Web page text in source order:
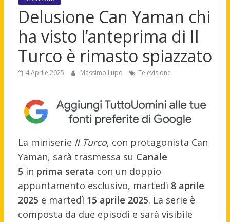
Delusione Can Yaman chi
ha visto l’anteprima di Il
Turco è rimasto spiazzato
4 Aprile 2025 Massimo Lupo Televisione
La miniserie Il Turco, con protagonista Can
Yaman, sarà trasmessa su Canale
5 in prima serata con un doppio
appuntamento esclusivo, martedì 8 aprile
2025 e martedì 15 aprile 2025. La serie è
composta da due episodi e sarà visibile